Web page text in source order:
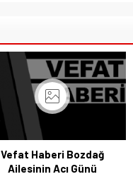
Vefat Haberi Bozdağ
Ailesinin Acı Günü